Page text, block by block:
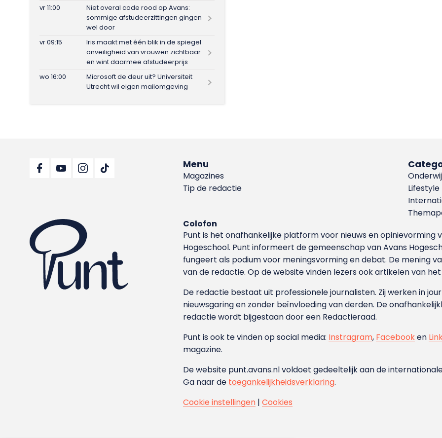
vr 11:00
Niet overal code rood op Avans:
sommige afstudeerzittingen gingen
wel door
vr 09:15
Iris maakt met één blik in de spiegel
onveiligheid van vrouwen zichtbaar
en wint daarmee afstudeerprijs
wo 16:00
Microsoft de deur uit? Universiteit
Utrecht wil eigen mailomgeving
Menu
Magazines
Tip de redactie
Lifestyle
Colofon
Punt is het onafhankelijke platform voor nieuws en
Hoge­school. Punt informeert de gemeenschap van Avans
fungeert als podium voor meningsvorming en debat. De mening
van de redactie. Op de website vinden lezers ook artikelen van
De redactie bestaat uit professionele journalisten. Zij werken in
nieuwsgaring en zonder beïnvloeding van derden. De
redactie wordt bijgestaan door een Redactieraad.
Punt is ook te vinden op social media: Instragram, Facebooken
magazine.
De website punt.avans.nl voldoet gedeeltelijk aan de
Ga naar de toegankelijkheidsverklaring.
Cookie instellingen |Cookies